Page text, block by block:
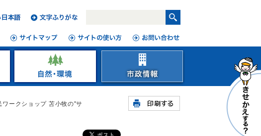
ワークショップ 苫小牧の"サ